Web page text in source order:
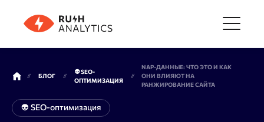
Инструменты
БЛОГ
👽 SEO-
ОПТИМИЗАЦИЯ
NAP-ДАННЫЕ: ЧТО ЭТО И КАК
ОНИ ВЛИЯЮТ НА
РАНЖИРОВАНИЕ САЙТА
👽 SEO-оптимизация